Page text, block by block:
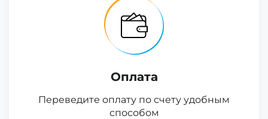
Оплата
Переведите оплату по счету удобным
способом